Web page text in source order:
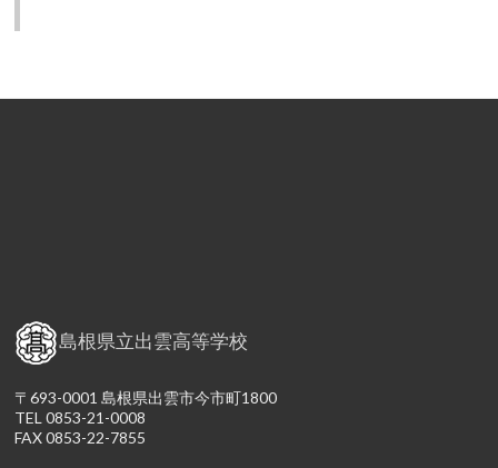
島根県立出雲高等学校
〒693-0001 島根県出雲市今市町1800
TEL 0853-21-0008
FAX 0853-22-7855